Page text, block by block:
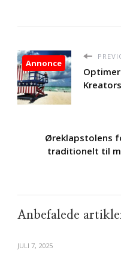
Annonce
Øreklapstolens
traditionelt til
Anbefalede
JULI 7, 2025